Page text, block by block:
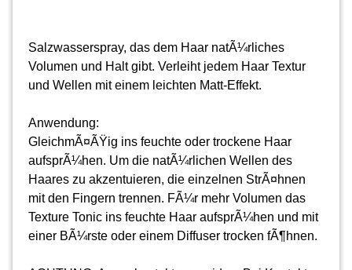
Salzwasserspray, das dem Haar natÃ¼rliches
Volumen und Halt gibt. Verleiht jedem Haar Textur
und Wellen mit einem leichten Matt-Effekt.
Anwendung:
GleichmÃ¤ÃŸig ins feuchte oder trockene Haar
aufsprÃ¼hen. Um die natÃ¼rlichen Wellen des
Haares zu akzentuieren, die einzelnen StrÃ¤hnen
mit den Fingern trennen. FÃ¼r mehr Volumen das
Texture Tonic ins feuchte Haar aufsprÃ¼hen und mit
einer BÃ¼rste oder einem Diffuser trocken fÃ¶hnen.